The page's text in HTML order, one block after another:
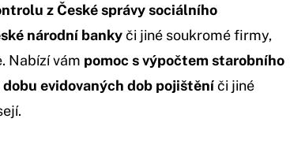
z České správy sociálního
národní bankyči jiné soukromé firmy,
Nabízí vám pomoc s výpočtem starobního
evidovaných dob pojištěníči jiné